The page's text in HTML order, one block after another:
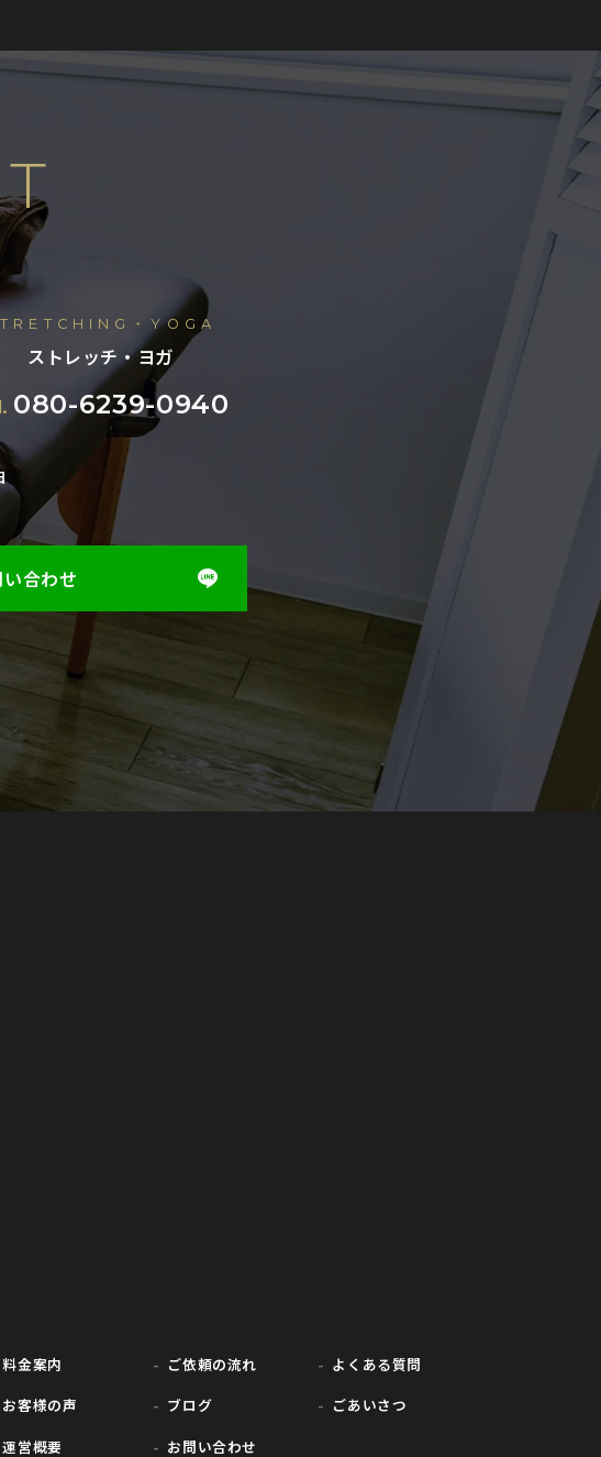
・YOGA
ストレッチ・ヨガ
080-6239-0940
合わせ
料金案内 ご依頼の流れ
よくある質問
お客様の声 ブログ
ごあいさつ
運営概要 お問い合わせ